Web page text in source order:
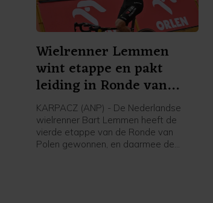
Wielrenner Lemmen
wint etappe en pakt
leiding in Ronde van
Polen
KARPACZ (ANP) - De Nederlandse
wielrenner Bart Lemmen heeft de
vierde etappe van de Ronde van
Polen gewonnen, en daarmee de